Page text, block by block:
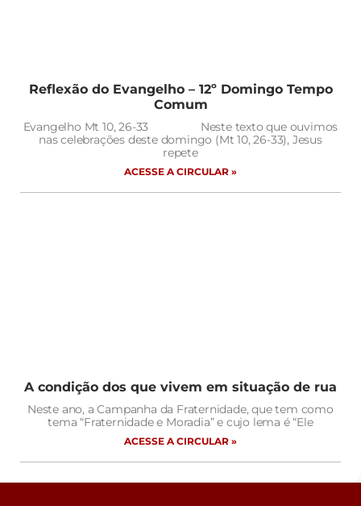
Reflexão do Evangelho – 12º Domingo Tempo
Comum
Evangelho Mt 10, 26-33 Neste texto que ouvimos
nas celebrações deste domingo (Mt 10, 26-33), Jesus
repete
ACESSE A CIRCULAR »
A condição dos que vivem em situação de rua
Neste ano, a Campanha da Fraternidade, que tem como
tema “Fraternidade e Moradia” e cujo lema é “Ele
ACESSE A CIRCULAR »